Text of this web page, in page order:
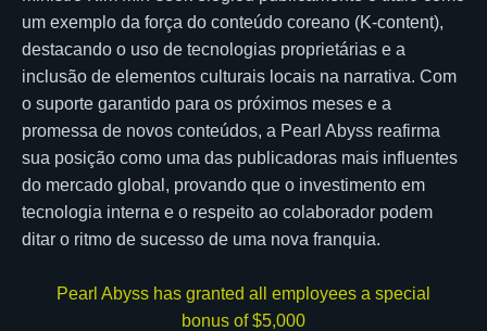
um exemplo da força do conteúdo coreano (K-content),
destacando o uso de tecnologias proprietárias e a
inclusão de elementos culturais locais na narrativa. Com
o suporte garantido para os próximos meses e a
promessa de novos conteúdos, a Pearl Abyss reafirma
sua posição como uma das publicadoras mais influentes
do mercado global, provando que o investimento em
tecnologia interna e o respeito ao colaborador podem
ditar o ritmo de sucesso de uma nova franquia.
Pearl Abyss has granted all employees a special
bonus of $5,000